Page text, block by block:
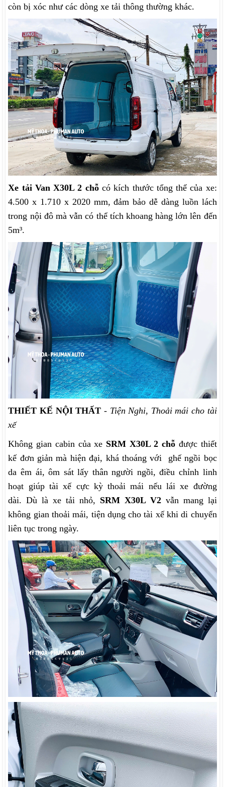
còn bị xóc như các dòng xe tải thông thường khác.
Xe tải Van X30L 2 chỗcó kích thước tổng thể của xe:
4.500 x 1.710 x 2020 mm, đảm bảo dễ dàng luồn lách
trong nội đô mà vẫn có thể tích khoang hàng lớn lên đến
5m³.
THIẾT KẾ NỘI THẤT - Tiện Nghi, Thoải mái cho tài
xế
Không gian cabin của xe SRM X30L 2 chỗ được thiết
kế đơn giản mà hiện đại, khá thoáng với ghế ngồi bọc
da êm ái, ôm sát lấy thân người ngồi, điều chỉnh linh
hoạt giúp tài xế cực kỳ thoải mái nếu lái xe đường
dài.Dù là xe tải nhỏ, SRM X30L V2vẫn mang lại
không gian thoải mái, tiện dụng cho tài xế khi di chuyển
liên tục trong ngày.